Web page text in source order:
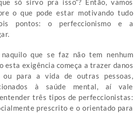
só sirvo pra isso”? Então, vamos
o que pode estar motivando tudo
pontos: o perfeccionismo e a
que se faz não tem nenhum
esta exigência começa a trazer danos
para a vida de outras pessoas,
à saúde mental, aí vale
três tipos de perfeccionistas:
prescrito e o orientado para